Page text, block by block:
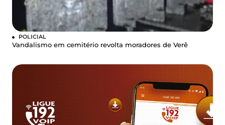
POLICIAL
Vandalismo em cemitério revolta moradores de Verê